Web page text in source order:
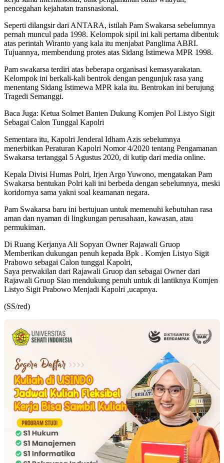
pencegahan kejahatan transnasional.
Seperti dilangsir dari ANTARA, istilah Pam Swakarsa sebelumnya
pernah muncul pada 1998. Kelompok sipil ini kali pertama dibentuk
atas perintah Wiranto yang kala itu menjabat Panglima ABRI.
Tujuannya, membendung protes atas Sidang Istimewa MPR 1998.
Pam swakarsa terdiri atas beberapa organisasi kemasyarakatan.
Kelompok ini berkali-kali bentrok dengan pengunjuk rasa yang
menentang Sidang Istimewa MPR kala itu. Bentrokan ini berujung
Tragedi Semanggi.
Baca Juga: Ketua Solmet Banten Dukung Komjen Pol Listyo Sigit
Sebagai Calon Tunggal Kapolri
Sementara itu, Kapolri Jenderal Idham Azis sebelumnya
menerbitkan Peraturan Kapolri Nomor 4/2020 tentang Pengamanan
Swakarsa tertanggal 5 Agustus 2020, di kutip dari media online.
Kepala Divisi Humas Polri, Irjen Argo Yuwono, mengatakan Pam
Swakarsa bentukan Polri kali ini berbeda dengan sebelumnya, meski
koridornya sama yakni soal keamanan negara.
Pam Swakarsa baru ini bertujuan untuk memenuhi kebutuhan rasa
aman dan nyaman di lingkungan perusahaan, kawasan, atau
permukiman.
Di Ruang Kerjanya Ali Sopyan Owner Rajawali Gruop
Memberikan dukungan penuh kepada Bpk . Komjen Listyo Sigit
Prabowo sebagai Calon tunggal Kapolri,
Saya perwakilan dari Rajawali Gruop dan sebagai Owner dari
Rajawali Gruop Siao mendukung penuh untuk di lantiknya Komjen
Listyo Sigit Prabowo Menjadi Kapolri ,ucapnya.
(SS/red)